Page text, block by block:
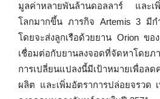
มูลค่าหลายพันล้านดอลลาร์ และเ
โลกมากขึ้น ภารกิจ Artemis 3 มีก
โดยจะส่งลูกเรือด้วยยาน Orion ขอ
เชื่อมต่อกับยานลงจอดที่จัดหาโดยภ
การเปลี่ยนแปลงนี้มีเป้าหมายเพื่อ
ผลิต และเพิ่มอัตราการปล่อยจรวด